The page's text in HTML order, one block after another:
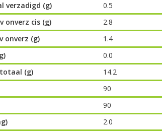
verzadigd (g)
0.5
onverz cis (g)
2.8
onverz (g)
1.4
0.0
(g)
14.2
90
90
2.0